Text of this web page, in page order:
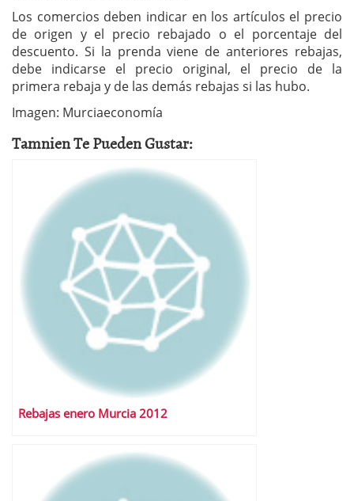
Los comercios deben indicar en los artículos el precio
de origen y el precio rebajado o el porcentaje del
descuento. Si la prenda viene de anteriores rebajas,
debe indicarse el precio original, el precio de la
primera rebaja y de las demás rebajas si las hubo.
Imagen: Murciaeconomía
Tamnien Te Pueden Gustar:
Rebajas enero Murcia 2012